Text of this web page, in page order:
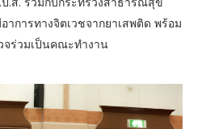
การทางจิตเวชจากยาเสพติด พร้อม
จร่วมเป็นคณะทำงาน